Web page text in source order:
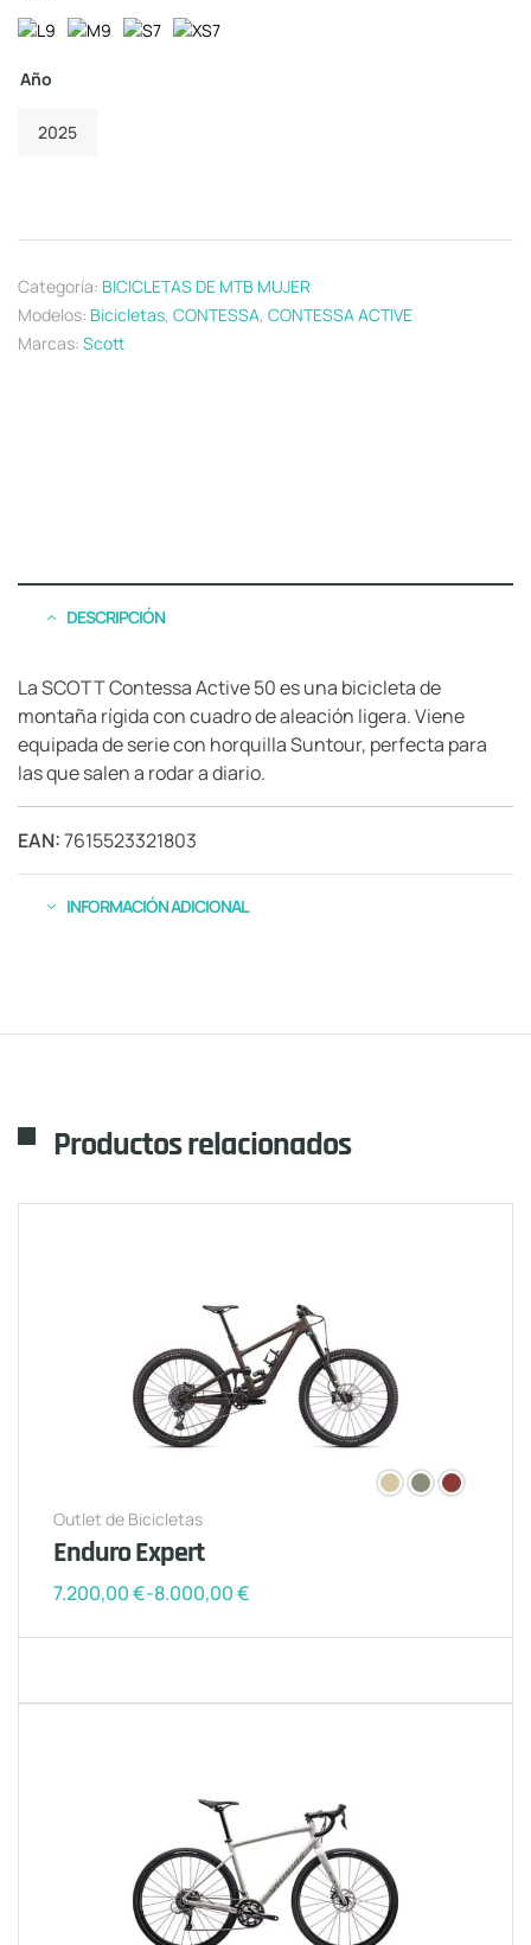
Año
2025
Categoría: BICICLETAS DE MTB MUJER
Modelos: Bicicletas, CONTESSA, CONTESSA ACTIVE
Marcas: Scott
DESCRIPCIÓN
La SCOTT Contessa Active 50 es una bicicleta de
montaña rígida con cuadro de aleación ligera. Viene
equipada de serie con horquilla Suntour, perfecta para
las que salen a rodar a diario.
EAN:7615523321803
INFORMACIÓN ADICIONAL
Productos relacionados
Outlet de Bicicletas
Enduro Expert
7.200,00€-8.000,00€